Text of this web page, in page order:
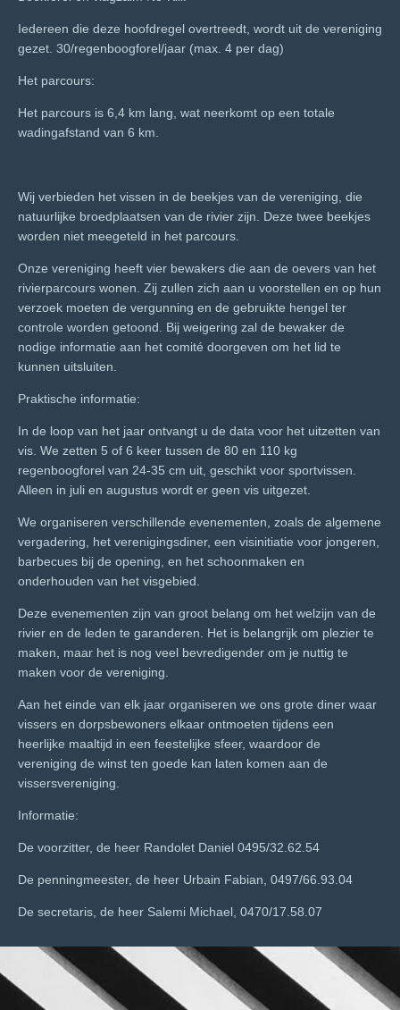
Iedereen die deze hoofdregel overtreedt, wordt uit de vereniging
gezet. 30/regenboogforel/jaar (max. 4 per dag)
Het parcours:
Het parcours is 6,4 km lang, wat neerkomt op een totale
wadingafstand van 6 km.
Wij verbieden het vissen in de beekjes van de vereniging, die
natuurlijke broedplaatsen van de rivier zijn. Deze twee beekjes
worden niet meegeteld in het parcours.
Onze vereniging heeft vier bewakers die aan de oevers van het
rivierparcours wonen. Zij zullen zich aan u voorstellen en op hun
verzoek moeten de vergunning en de gebruikte hengel ter
controle worden getoond. Bij weigering zal de bewaker de
nodige informatie aan het comité doorgeven om het lid te
kunnen uitsluiten.
Praktische informatie:
In de loop van het jaar ontvangt u de data voor het uitzetten van
vis. We zetten 5 of 6 keer tussen de 80 en 110 kg
regenboogforel van 24-35 cm uit, geschikt voor sportvissen.
Alleen in juli en augustus wordt er geen vis uitgezet.
We organiseren verschillende evenementen, zoals de algemene
vergadering, het verenigingsdiner, een visinitiatie voor jongeren,
barbecues bij de opening, en het schoonmaken en
onderhouden van het visgebied.
Deze evenementen zijn van groot belang om het welzijn van de
rivier en de leden te garanderen. Het is belangrijk om plezier te
maken, maar het is nog veel bevredigender om je nuttig te
maken voor de vereniging.
Aan het einde van elk jaar organiseren we ons grote diner waar
vissers en dorpsbewoners elkaar ontmoeten tijdens een
heerlijke maaltijd in een feestelijke sfeer, waardoor de
vereniging de winst ten goede kan laten komen aan de
vissersvereniging.
Informatie:
De voorzitter, de heer Randolet Daniel 0495/32.62.54
De penningmeester, de heer Urbain Fabian, 0497/66.93.04
De secretaris, de heer Salemi Michael, 0470/17.58.07